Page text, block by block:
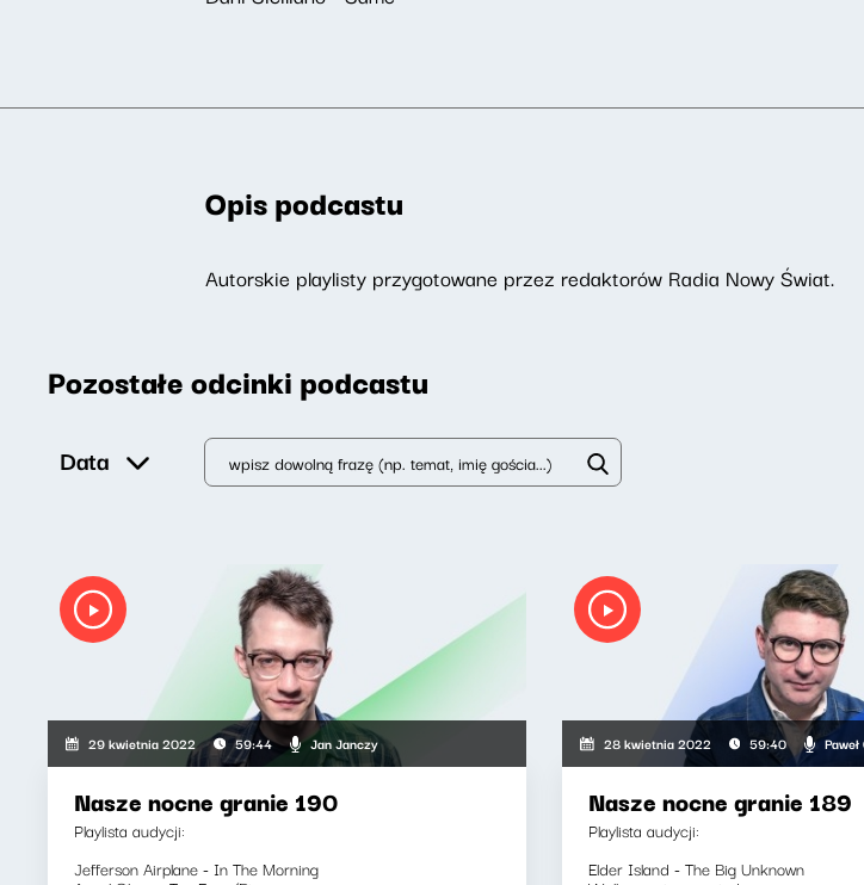
Opis podcastu
Autorskie playlisty przygotowane przez redaktorów Radia Nowy Świat.
Pozostałe odcinki podcastu
Data
29 kwietnia 2022 59:44 Jan Janczy
Nasze nocne granie 190
Playlista audycji:
Jefferson Airplane - In The Morning
28 kwietnia 2022 59:40
Nasze nocne granie 189
Playlista audycji:
Elder Island - The Big Unknown